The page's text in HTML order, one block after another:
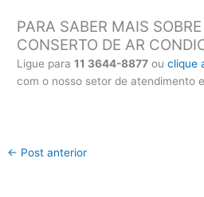
PARA SABER MAIS
CONSERTO DE AR
Ligue para11 3644-8877 ouclique
com o nosso setor de atendimento
← Post anterior